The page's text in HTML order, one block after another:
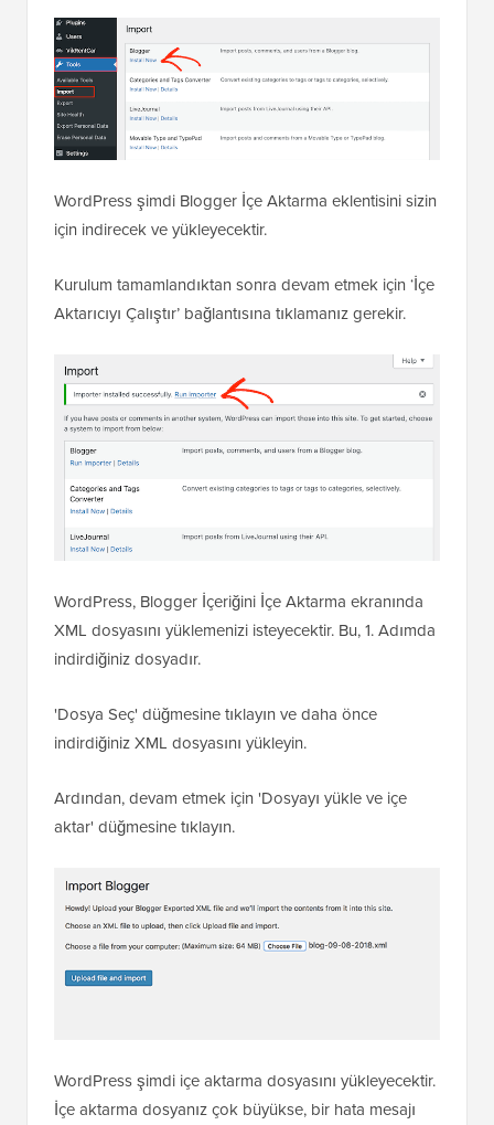
WordPress şimdi Blogger İçe Aktarma eklentisini sizin
için indirecek ve yükleyecektir.
Kurulum tamamlandıktan sonra devam etmek için ‘İçe
Aktarıcıyı Çalıştır’ bağlantısına tıklamanız gerekir.
WordPress, Blogger İçeriğini İçe Aktarma ekranında
XML dosyasını yüklemenizi isteyecektir. Bu, 1. Adımda
indirdiğiniz dosyadır.
'Dosya Seç' düğmesine tıklayın ve daha önce
indirdiğiniz XML dosyasını yükleyin.
Ardından, devam etmek için 'Dosyayı yükle ve içe
aktar' düğmesine tıklayın.
WordPress şimdi içe aktarma dosyasını yükleyecektir.
İçe aktarma dosyanız çok büyükse, bir hata mesajı